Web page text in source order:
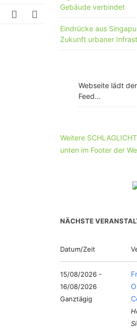
Gebäude verbindet
Eindrücke aus
Zukunft urbaner
Webseite lädt
Feed...
Weitere
unten im Footer der
NÄCHSTE
Datum/Zeit
15/08/2026 -
16/08/2026
Ganztägig